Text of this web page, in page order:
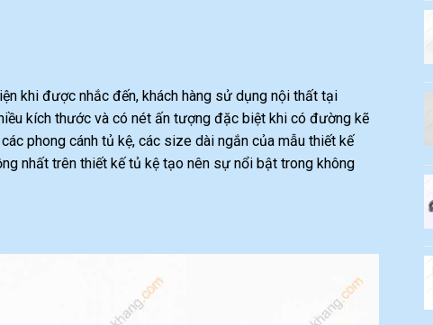
khi được nhắc đến, khách hàng sử dụng nội thất tại
kích thước và có nét ấn tượng đặc biệt khi có đường kẽ
phong cánh tủ kệ, các size dài ngắn của mẫu thiết kế
nhất trên thiết kế tủ kệ tạo nên sự nổi bật trong không